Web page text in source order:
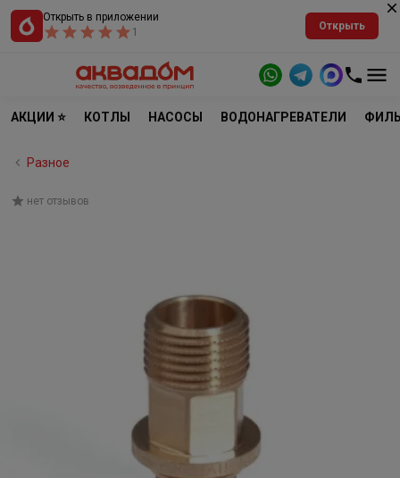
Открыть в приложении
1
Открыть
АКЦИИ ⭐ КОТЛЫ НАСОСЫ ВОДОНАГРЕВАТЕЛИ
Разное
нет отзывов